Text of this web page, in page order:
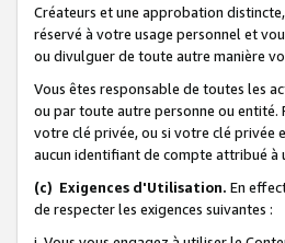
Créateurs et une approbation
réservé à votre usage personnel et
ou divulguer de toute autre manière
Vous êtes responsable de toutes les
ou par toute autre personne ou entité.
votre clé privée, ou si votre clé privée
aucun identifiant de compte attribué à
(c) Exigences d'Utilisation. En
de respecter les exigences suivantes :